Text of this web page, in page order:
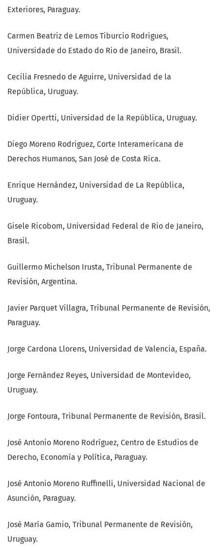
Exteriores, Paraguay.
Carmen Beatriz de Lemos Tiburcio Rodrigues,
Universidade do Estado do Rio de Janeiro, Brasil.
Cecilia Fresnedo de Aguirre, Universidad de la
República, Uruguay.
Didier Opertti, Universidad de la República, Uruguay.
Diego Moreno Rodriguez, Corte Interamericana de
Derechos Humanos, San José de Costa Rica.
Enrique Hernández, Universidad de La República,
Uruguay.
Gisele Ricobom, Universidad Federal de Rio de Janeiro,
Brasil.
Guillermo Michelson Irusta, Tribunal Permanente de
Revisión, Argentina.
Javier Parquet Villagra, Tribunal Permanente de Revisión,
Paraguay.
Jorge Cardona Llorens, Universidad de Valencia, España.
Jorge Fernández Reyes, Universidad de Montevideo,
Uruguay.
Jorge Fontoura, Tribunal Permanente de Revisión, Brasil.
José Antonio Moreno Rodríguez, Centro de Estudios de
Derecho, Economía y Política, Paraguay.
José Antonio Moreno Ruffinelli, Universidad Nacional de
Asunción, Paraguay.
José María Gamio, Tribunal Permanente de Revisión,
Uruguay.